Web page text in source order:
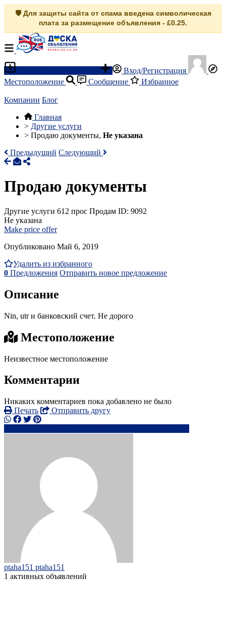
🛡️ Для защиты сайта от спама введена символическая
плата за размещение объявления - £0.25.
Вход/Регистрация
Местоположение
Сообщение Избранное
Компании Блог
Главная
> Другие услуги
> Продаю документы, Не указана
Предыдущий Следующий
Продаю документы
Другие услуги 612 прос Продам ID: 9092
Не указана
Make price offer
Опубликовано Май 6, 2019
Удалить из избранного
0 Предложения Отправить новое предложение
Описание
Nin, utr и банковский счет. Не дорого
Местоположение
Неизвестное местоположение
Комментарии
Никаких комментариев пока добавлено не было
Печать
Отправить другу
ptaha151 ptaha151
1 активных объявлений